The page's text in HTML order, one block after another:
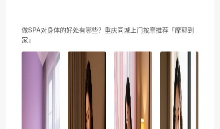
做SPA对身体的好处有哪些？重庆同城上门按摩推荐「摩耶到
家」